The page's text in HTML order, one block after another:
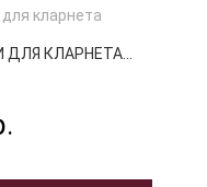
ДЛЯ КЛАРНЕТА...